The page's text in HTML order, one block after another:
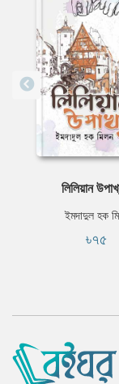
লিলিয়ান
ইমদাদুল হক
৳৭৫